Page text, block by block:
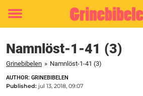
Toggle
Namnlöst-1-41 (3)
Grinebibelen » Namnlöst-1-41 (3)
AUTHOR: GRINEBIBELEN
Published: jul 13, 2018, 09:07